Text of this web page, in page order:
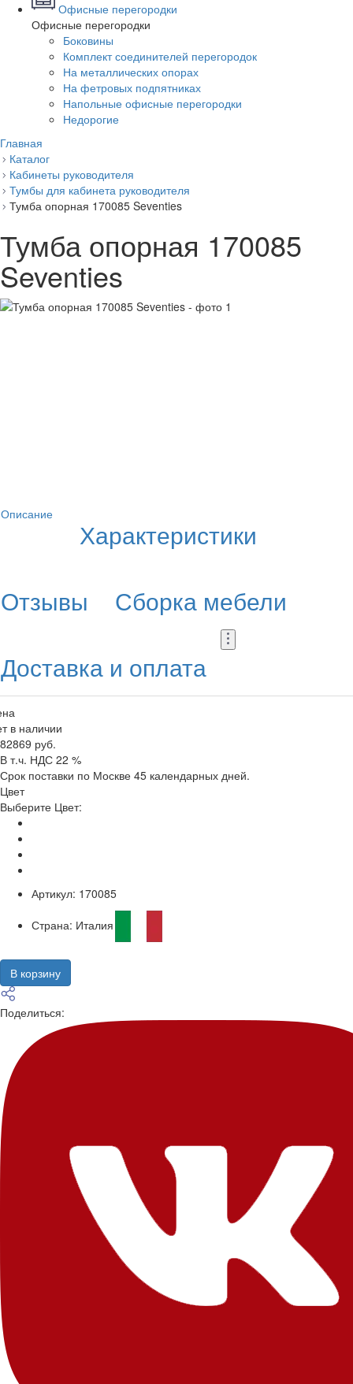
Офисные перегородки
Офисные перегородки
Боковины
Комплект соединителей перегородок
На металлических опорах
На фетровых подпятниках
Напольные офисные перегородки
Недорогие
Главная
Каталог
Кабинеты руководителя
Тумбы для кабинета руководителя
Тумба опорная 170085 Seventies
Тумба опорная 170085
Seventies
Описание
Характеристики
Отзывы
Сборка мебели
Доставка и оплата
в наличии
82869 руб.
В т.ч. НДС 22 %
Срок поставки по Москве 45 календарных дней.
Цвет
Выберите Цвет:
Артикул: 170085
Страна: Италия
В корзину
Поделиться: